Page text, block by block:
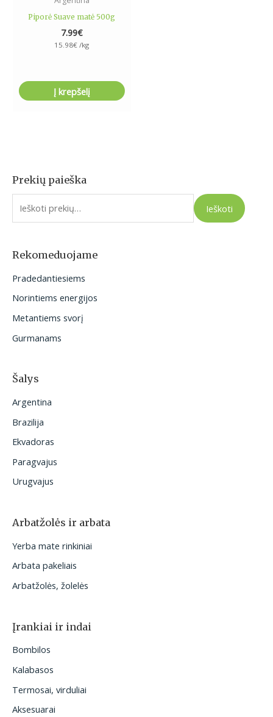
Prekių paieška
I
e
o
:
Ieškoti
Rekomeduojame
Pradedantiesiems
Norintiems energijos
Metantiems svorį
Gurmanams
Šalys
Argentina
Brazilija
Ekvadoras
Paragvajus
Urugvajus
Arbatžolės ir arbata
Yerba mate rinkiniai
Arbata pakeliais
Arbatžolės, žolelės
Įrankiai ir indai
Bombilos
Kalabasos
Termosai, virduliai
Aksesuarai
Piporė Suave matė 500g
7.99€
15.98€ /kg
Į krepšelį